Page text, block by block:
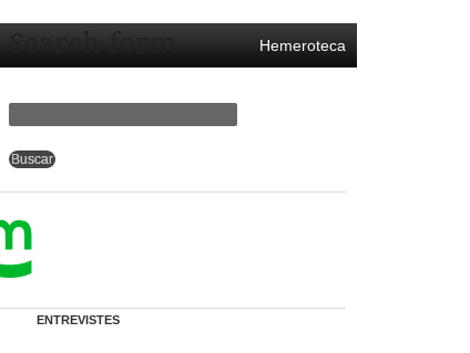
Hemeroteca
Search form
ENTREVISTES